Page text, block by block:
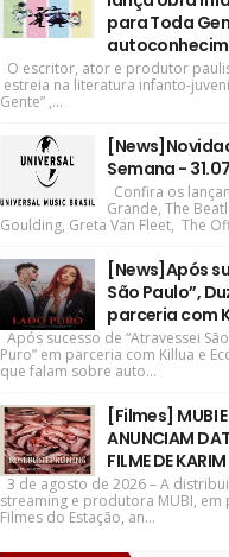
para Toda
O escritor, ator e produtor
estreia na literatura infanto-
Gente” ,...
Semana -
Confira os
Grande, The
Goulding, Greta Van Fleet, The
[News]Após
São Paulo”,
parceria com
Após sucesso de “Atravessei
Puro” em parceria com Killua e
que falam sobre auto...
[Filmes] MUBI
ANUNCIAM
FILME DE
3 de agosto de 2026 – A
streaming e produtora MUBI,
Filmes do Estação, an...